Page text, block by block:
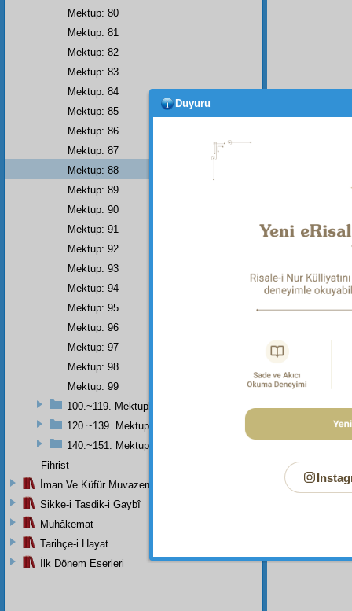
belki
tâbi
bir
Mektup: 80
Mektup: 81
Mektup: 82
Mektup: 83
Mektup: 84
Mektup: 85
Mektup: 86
Mektup: 87
Mektup: 88
Mektup: 89
Mektup: 90
Mektup: 91
Mektup: 92
Mektup: 93
Mektup: 94
Mektup: 95
Mektup: 96
Mektup: 97
Mektup: 98
Mektup: 99
100.~119. Mektuplar
120.~139. Mektuplar
140.~151. Mektuplar
Fihrist
İman Ve Küfür Muvazeneleri
Sikke-i Tasdik-i Gaybî
Muhâkemat
Tarihçe-i Hayat
İlk Dönem Eserleri
Duyuru